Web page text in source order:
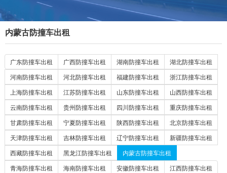
内蒙古防撞车出租
广东防撞车出租 广西防撞车出租 湖南防撞车出租
湖北防撞车出租
河南防撞车出租
河北防撞车出租 福建防撞车出租
浙江防撞车出租
上海防撞车出租
江苏防撞车出租 山东防撞车出租
山西防撞车出租
云南防撞车出租
贵州防撞车出租 四川防撞车出租
重庆防撞车出租
甘肃防撞车出租
宁夏防撞车出租 陕西防撞车出租
北京防撞车出租
天津防撞车出租
吉林防撞车出租 辽宁防撞车出租
新疆防撞车出租
西藏防撞车出租
黑龙江防撞车出租
内蒙古防撞车出租
青海防撞车出租
海南防撞车出租 安徽防撞车出租 江西防撞车出租